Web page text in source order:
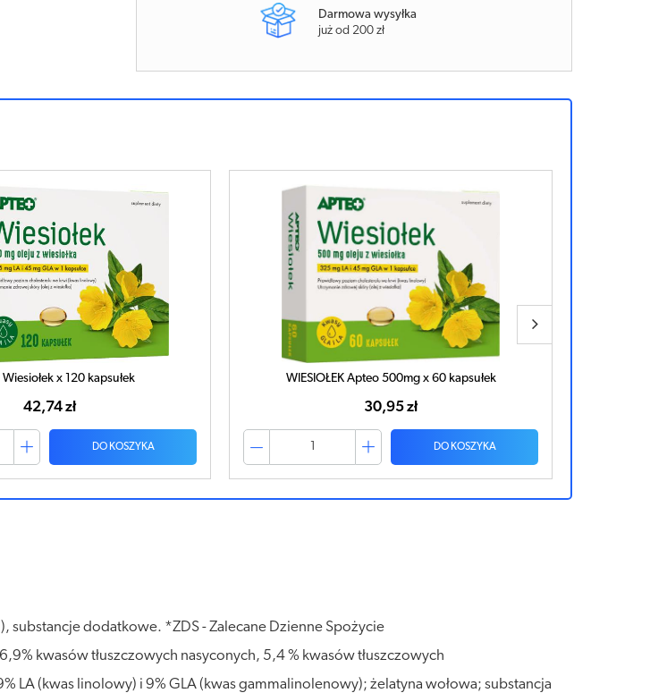
Darmowa wysyłka
już od 200 zł
Apteo 500mg x 60 kapsułek
30,95 zł
DO KOSZYKA
WIESIOŁEK x 60 kapsułek
34,31 zł
DO KOSZYKA
substancje dodatkowe. *ZDS - Zalecane Dzienne Spożycie
kwasów tłuszczowych nasyconych, 5,4 % kwasów tłuszczowych
LA (kwas linolowy) i 9% GLA (kwas gammalinolenowy); żelatyna wołowa; substancja